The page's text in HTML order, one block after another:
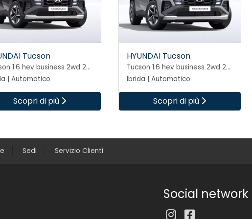
Tucson
Tucson 1.6 hev business 2wd 239cv auto
| Automatico
Scopri di più
HYUNDAI Tucson
Tucson 1.6 hev business 2wd 239cv auto
Ibrida | Automatico
Scopri di più
Sedi Servizio Clienti
Social network